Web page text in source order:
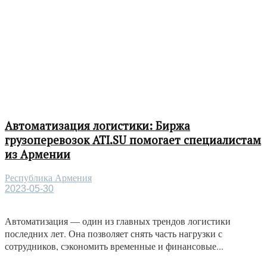
Автоматизация логистики: Биржа
грузоперевозок ATI.SU помогает специалистам
из Армении
Республика Армения
2023-05-30
Автоматизация — один из главных трендов логистики
последних лет. Она позволяет снять часть нагрузки с
сотрудников, сэкономить временные и финансовые...